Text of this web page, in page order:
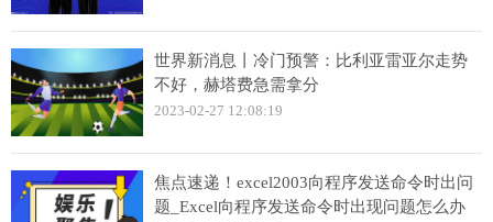
世界新消息丨冷门预警：比利亚雷亚尔走势
不好，赫塔费急需拿分
2023-02-27 12:08:19
焦点速递！excel2003向程序发送命令时出问
题_Excel向程序发送命令时出现问题怎么办